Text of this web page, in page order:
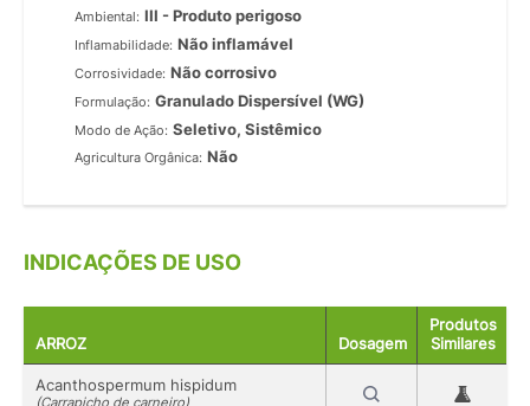
Ambiental: III - Produto perigoso
Inflamabilidade: Não inflamável
Corrosividade: Não corrosivo
Formulação: Granulado Dispersível (WG)
Modo de Ação: Seletivo, Sistêmico
Agricultura Orgânica: Não
INDICAÇÕES DE USO
ARROZ Dosagem
Produtos
Similares
Acanthospermum hispidum